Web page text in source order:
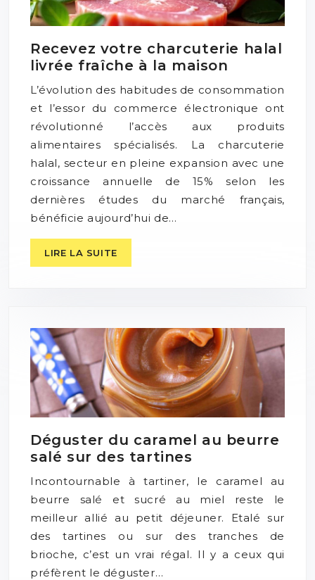
Recevez votre charcuterie halal
livrée fraîche à la maison
L’évolution des habitudes de consommation
et l’essor du commerce électronique ont
révolutionné l’accès aux produits
alimentaires spécialisés. La charcuterie
halal, secteur en pleine expansion avec une
croissance annuelle de 15% selon les
dernières études du marché français,
bénéficie aujourd’hui de…
LIRE LA SUITE
Déguster du caramel au beurre
salé sur des tartines
Incontournable à tartiner, le caramel au
beurre salé et sucré au miel reste le
meilleur allié au petit déjeuner. Etalé sur
des tartines ou sur des tranches de
brioche, c’est un vrai régal. Il y a ceux qui
préfèrent le déguster…